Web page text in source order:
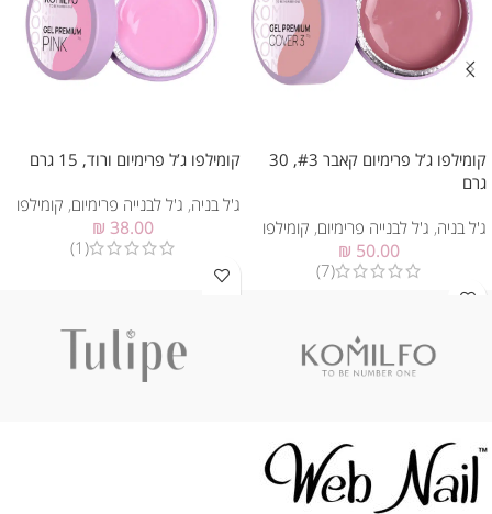
קומילפו ג’ל פרימיום קאבר #3, 30
גרם
ג'ל בניה, ג'ל לבנייה פרימיום, קומילפו
₪ 50.00
(7)
קומילפו ג’ל פרימיום ורוד, 15 גרם
ג'ל בניה, ג'ל לבנייה פרימיום, קומילפו
₪ 38.00
(1)